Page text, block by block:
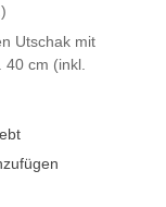
Utschak mit
cm (inkl.